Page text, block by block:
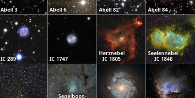
Abell 3 Abell 6 Abell 82 Abell 84
IC 289 IC 1747
Herznebel
IC 1805
Seelennebel
IC 1848
Segelboot-